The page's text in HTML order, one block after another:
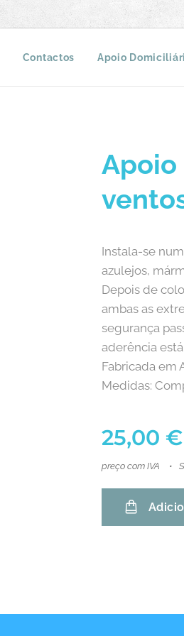
Contactos Apoio
Apoio
Instala-se
azulejos,
Depois de
ambas as
segurança
aderência
Fabricada em
Medidas:
25,00 €
preço com IVA